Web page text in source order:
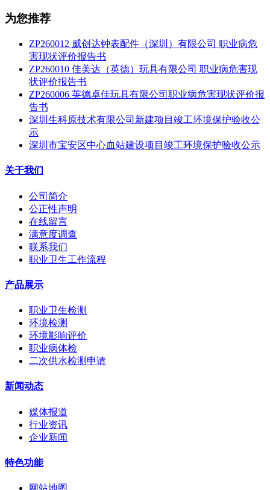
为您推荐
ZP260012 威创达钟表配件（深圳）有限公司 职业病危
害现状评价报告书
ZP260010 佳美达（英德）玩具有限公司 职业病危害现
状评价报告书
ZP260006 英德卓佳玩具有限公司职业病危害现状评价报
告书
深圳生科原技术有限公司新建项目竣工环境保护验收公
示
深圳市宝安区中心血站建设项目竣工环境保护验收公示
关于我们
公司简介
公正性声明
在线留言
满意度调查
联系我们
职业卫生工作流程
产品展示
职业卫生检测
环境检测
环境影响评价
职业病体检
二次供水检测申请
新闻动态
媒体报道
行业资讯
企业新闻
特色功能